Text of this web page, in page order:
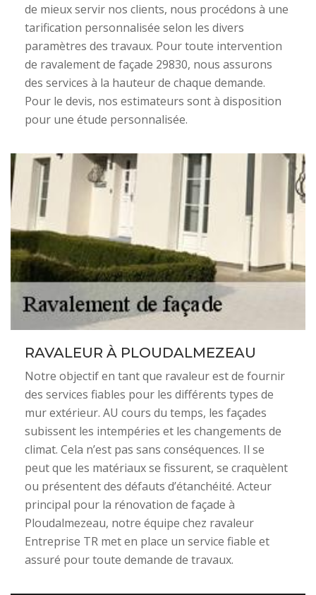
de mieux servir nos clients, nous procédons à une
tarification personnalisée selon les divers
paramètres des travaux. Pour toute intervention
de ravalement de façade 29830, nous assurons
des services à la hauteur de chaque demande.
Pour le devis, nos estimateurs sont à disposition
pour une étude personnalisée.
RAVALEUR À PLOUDALMEZEAU
Notre objectif en tant que ravaleur est de fournir
des services fiables pour les différents types de
mur extérieur. AU cours du temps, les façades
subissent les intempéries et les changements de
climat. Cela n’est pas sans conséquences. Il se
peut que les matériaux se fissurent, se craquèlent
ou présentent des défauts d’étanchéité. Acteur
principal pour la rénovation de façade à
Ploudalmezeau, notre équipe chez ravaleur
Entreprise TR met en place un service fiable et
assuré pour toute demande de travaux.